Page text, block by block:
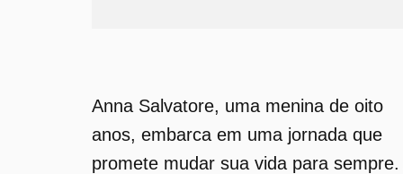
Anna Salvatore, uma menina de oito
anos, embarca em uma jornada que
promete mudar sua vida para sempre.